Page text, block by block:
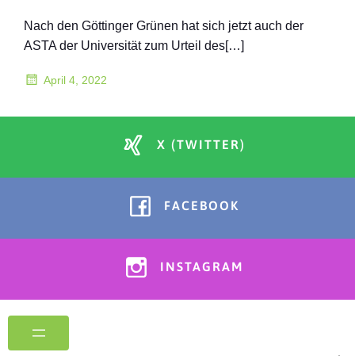
Nach den Göttinger Grünen hat sich jetzt auch der
ASTA der Universität zum Urteil des[…]
April 4, 2022
X (TWITTER)
FACEBOOK
INSTAGRAM